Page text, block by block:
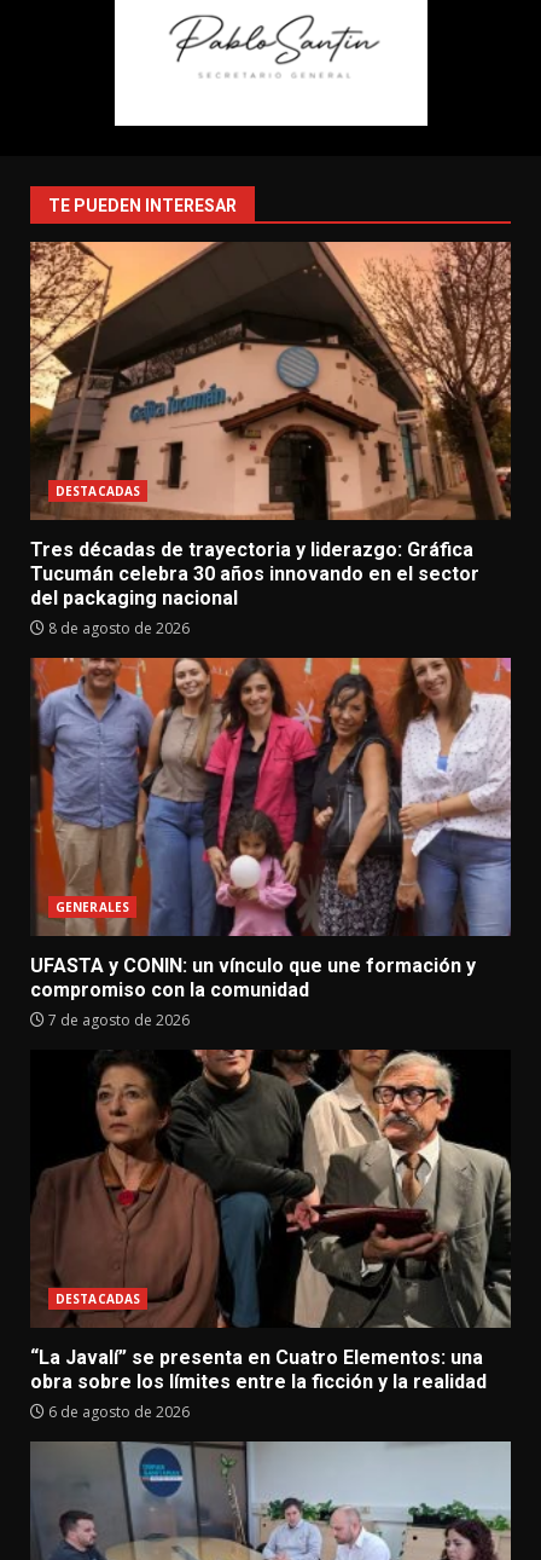
TE PUEDEN INTERESAR
DESTACADAS
Tres décadas de trayectoria y liderazgo: Gráfica
Tucumán celebra 30 años innovando en el sector
del packaging nacional
8 de agosto de 2026
GENERALES
UFASTA y CONIN: un vínculo que une formación y
compromiso con la comunidad
7 de agosto de 2026
DESTACADAS
“La Javalí” se presenta en Cuatro Elementos: una
obra sobre los límites entre la ficción y la realidad
6 de agosto de 2026